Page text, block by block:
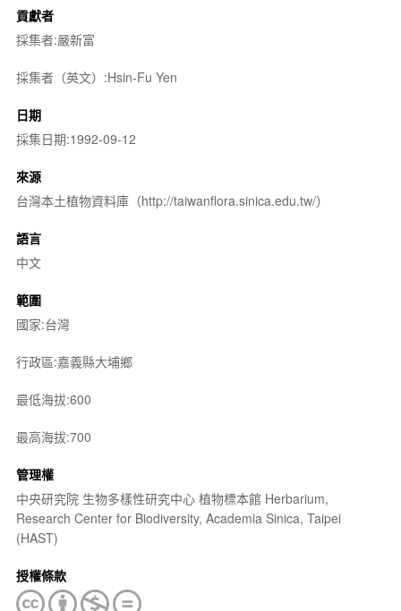
貢獻者
採集者:嚴新富
採集者（英文）:Hsin-Fu Yen
日期
採集日期:1992-09-12
來源
台灣本土植物資料庫（http://taiwanflora.sinica.edu.tw/）
語言
中文
範圍
國家:台灣
行政區:嘉義縣大埔鄉
最低海拔:600
最高海拔:700
管理權
中央研究院 生物多樣性研究中心 植物標本館 Herbarium,
Research Center for Biodiversity, Academia Sinica, Taipei
(HAST)
授權條款